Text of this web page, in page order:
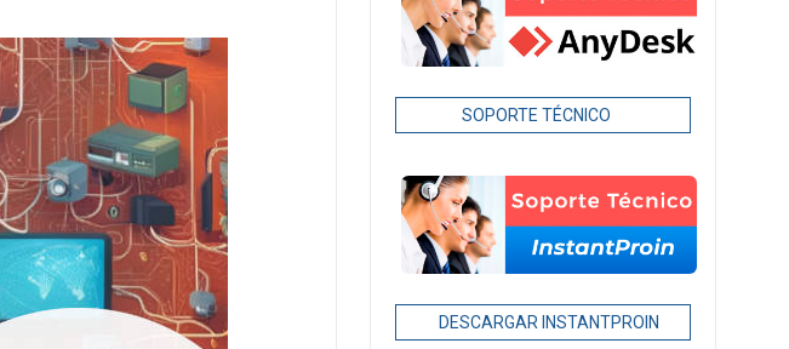
SOPORTE TÉCNICO
DESCARGAR INSTANTPROIN